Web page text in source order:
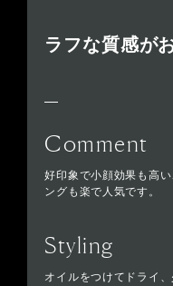
ラフな質感が
Comment
好印象で小顔効果も高
ングも楽で人気です。
Styling
オイルをつけてドライ